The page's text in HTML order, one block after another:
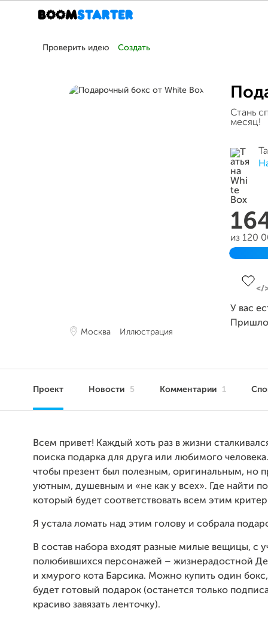
Проверить идею Создать
Москва Иллюстрация
Стань
месяц!
из 120
У вас
Проект Новости 5 Комментарии 1
Всем привет! Каждый хоть раз в жизни
поиска подарка для друга или любимого
чтобы презент был полезным, оригинальным, но
уютным, душевным и «не как у всех». Где найти
который будет соответствовать всем этим
Я устала ломать над этим голову и собрала
В состав набора входят разные милые вещицы, с
полюбившихся персонажей – жизнерадостной
и хмурого кота Барсика. Можно купить один бокс,
будет готовый подарок (останется только
красиво завязать ленточку).